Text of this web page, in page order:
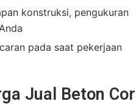
konstruksi, pengukuran
pada saat pekerjaan
Jual Beton Cor